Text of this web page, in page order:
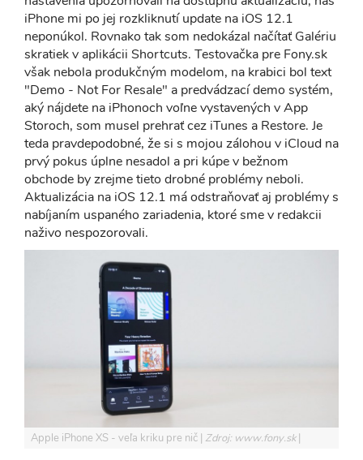
iPhone mi po jej rozkliknutí update na iOS 12.1
neponúkol. Rovnako tak som nedokázal načítať Galériu
skratiek v aplikácii Shortcuts. Testovačka pre Fony.sk
však nebola produkčným modelom, na krabici bol text
"Demo - Not For Resale" a predvádzací demo systém,
aký nájdete na iPhonoch voľne vystavených v App
Storoch, som musel prehrať cez iTunes a Restore. Je
teda pravdepodobné, že si s mojou zálohou v iCloud na
prvý pokus úplne nesadol a pri kúpe v bežnom
obchode by zrejme tieto drobné problémy neboli.
Aktualizácia na iOS 12.1 má odstraňovať aj problémy s
nabíjaním uspaného zariadenia, ktoré sme v redakcii
naživo nespozorovali.
Apple iPhone XS - veľa kriku pre nič Zdroj: www.fony.sk